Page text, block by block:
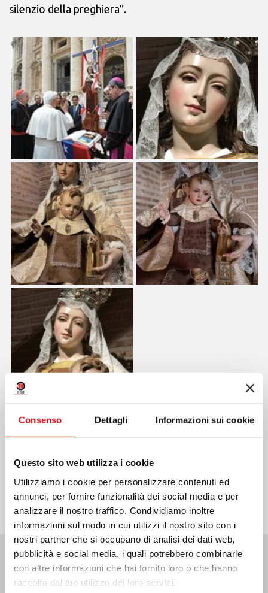
Consenso Dettagli Informazioni sui cookie
Questo sito web utilizza i cookie
Utilizziamo i cookie per personalizzare contenuti ed
annunci, per fornire funzionalità dei social media e per
analizzare il nostro traffico. Condividiamo inoltre
informazioni sul modo in cui utilizzi il nostro sito con i
nostri partner che si occupano di analisi dei dati web,
pubblicità e social media, i quali potrebbero combinarle
con altre informazioni che hai fornito loro o che hanno
raccolto dal tuo utilizzo dei loro servizi.
silenzio della preghiera”.
Condividi su:
Ultime Notizie: